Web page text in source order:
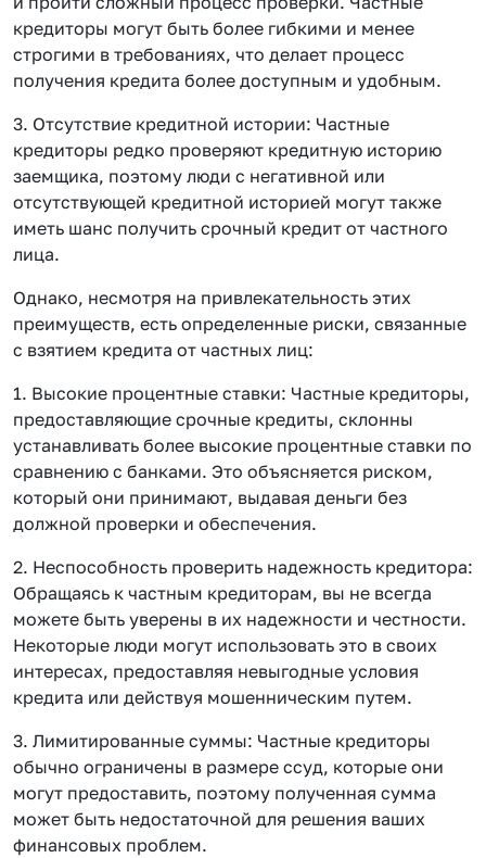
кредиторы могут быть более гибкими и менее
строгими в требованиях, что делает процесс
получения кредита более доступным и удобным.
3. Отсутствие кредитной истории: Частные
кредиторы редко проверяют кредитную историю
заемщика, поэтому люди с негативной или
отсутствующей кредитной историей могут также
иметь шанс получить срочный кредит от частного
лица.
Однако, несмотря на привлекательность этих
преимуществ, есть определенные риски, связанные
с взятием кредита от частных лиц:
1. Высокие процентные ставки: Частные кредиторы,
предоставляющие срочные кредиты, склонны
устанавливать более высокие процентные ставки по
сравнению с банками. Это объясняется риском,
который они принимают, выдавая деньги без
должной проверки и обеспечения.
2. Неспособность проверить надежность кредитора:
Обращаясь к частным кредиторам, вы не всегда
можете быть уверены в их надежности и честности.
Некоторые люди могут использовать это в своих
интересах, предоставляя невыгодные условия
кредита или действуя мошенническим путем.
3. Лимитированные суммы: Частные кредиторы
обычно ограничены в размере ссуд, которые они
могут предоставить, поэтому полученная сумма
может быть недостаточной для решения ваших
финансовых проблем.